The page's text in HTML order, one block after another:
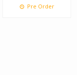
Pre Order